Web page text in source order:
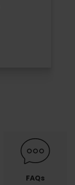
FAQs